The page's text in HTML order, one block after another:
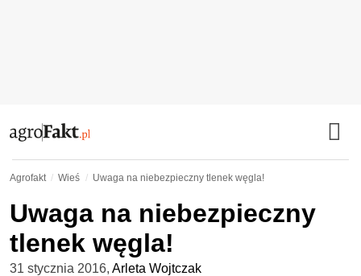
Agrofakt Wieś Uwaga na niebezpieczny tlenek węgla!
Uwaga na niebezpieczny
tlenek węgla!
31 stycznia 2016, Arleta Wojtczak